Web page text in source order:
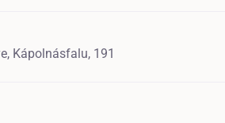
Kápolnásfalu, 191